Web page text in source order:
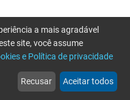
web
Notícias
more_horiz
Mais
a mais agradável
site, você assume
e Política de privacidade
Recusar Aceitar todos
tente novamente